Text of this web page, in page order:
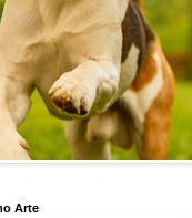
Arte